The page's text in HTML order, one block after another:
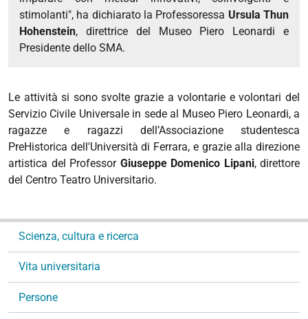
stimolanti", ha dichiarato la Professoressa Ursula Thun
Hohenstein, direttrice del Museo Piero Leonardi e
Presidente dello SMA.
Le attività si sono svolte grazie a volontarie e volontari del
Servizio Civile Universale in sede al Museo Piero Leonardi, a
ragazze e ragazzi dell’Associazione studentesca
PreHistorica dell'Università di Ferrara, e grazie alla direzione
artistica del Professor Giuseppe Domenico Lipani, direttore
del Centro Teatro Universitario.
a
Scienza, cultura e ricerca
Vita universitaria
Persone